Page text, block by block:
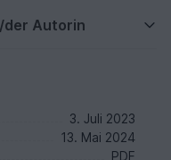
der Autorin
3. Juli 2023
13. Mai 2024
PDF